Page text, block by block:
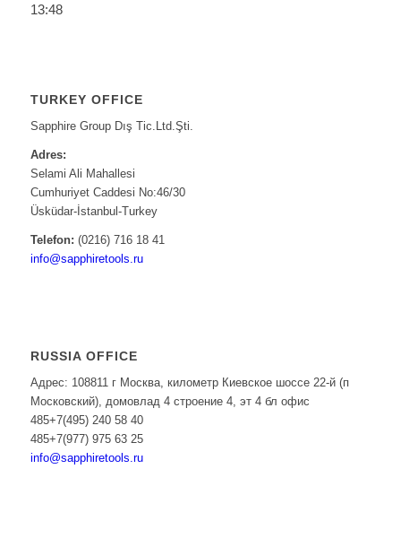
13:48
TURKEY OFFICE
Sapphire Group Dış Tic.Ltd.Şti.
Adres:
Selami Ali Mahallesi
Cumhuriyet Caddesi No:46/30
Üsküdar-İstanbul-Turkey
Telefon: (0216) 716 18 41
info@sapphiretools.ru
RUSSIA OFFICE
Адрес: 108811 г Москва, километр Киевское шоссе 22-й (п
Московский), домовлад 4 строение 4, эт 4 бл офис
485+7(495) 240 58 40
485+7(977) 975 63 25
info@sapphiretools.ru